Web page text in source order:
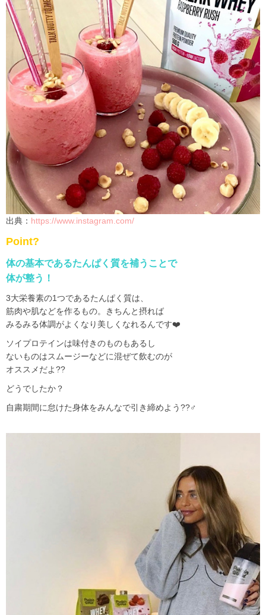
出典： https://www.instagram.com/
Point?
体の基本であるたんぱく質を補うことで
体が整う！
3大栄養素の1つであるたんぱく質は、
筋肉や肌などを作るもの。きちんと摂れば
みるみる体調がよくなり美しくなれるんです❤️
ソイプロテインは味付きのものもあるし
ないものはスムージーなどに混ぜて飲むのが
オススメだよ??
どうでしたか？
自粛期間に怠けた身体をみんなで引き締めよう??‍♂️